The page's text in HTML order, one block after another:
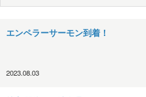
エンペラーサーモン到着！
2023.08.03